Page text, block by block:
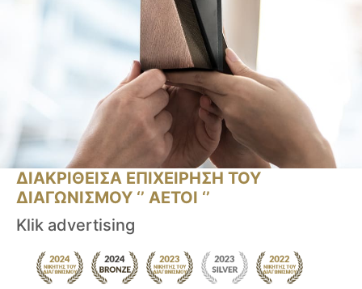
ΔΙΑΚΡΙΘΕΙΣΑ ΕΠΙΧΕΙΡΗΣΗ ΤΟΥ
ΔΙΑΓΩΝΙΣΜΟΥ ‘’ ΑΕΤΟΙ ‘’
Klik advertising